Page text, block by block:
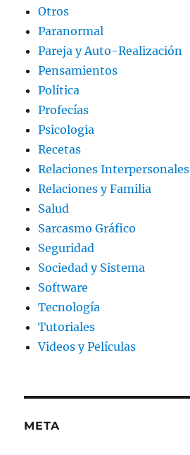
Otros
Paranormal
Pareja y Auto-Realización
Pensamientos
Política
Profecías
Psicologia
Recetas
Relaciones Interpersonales
Relaciones y Familia
Salud
Sarcasmo Gráfico
Seguridad
Sociedad y Sistema
Software
Tecnología
Tutoriales
Videos y Películas
META